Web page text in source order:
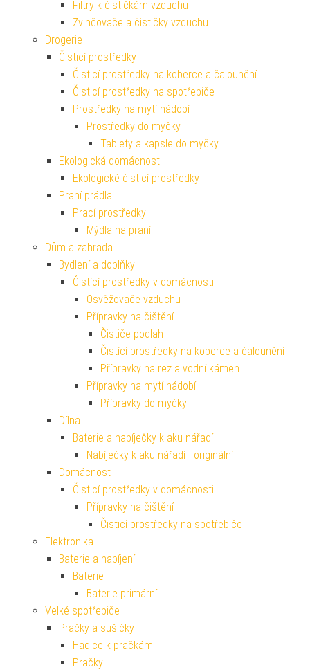
Filtry k čističkám vzduchu
Zvlhčovače a čističky vzduchu
Drogerie
Čisticí prostředky
Čisticí prostředky na koberce a čalounění
Čisticí prostředky na spotřebiče
Prostředky na mytí nádobí
Prostředky do myčky
Tablety a kapsle do myčky
Ekologická domácnost
Ekologické čisticí prostředky
Praní prádla
Prací prostředky
Mýdla na praní
Dům a zahrada
Bydlení a doplňky
Čistící prostředky v domácnosti
Osvěžovače vzduchu
Přípravky na čištění
Čističe podlah
Čistící prostředky na koberce a čalounění
Přípravky na rez a vodní kámen
Přípravky na mytí nádobí
Přípravky do myčky
Dílna
Baterie a nabíječky k aku nářadí
Nabíječky k aku nářadí - originální
Domácnost
Čisticí prostředky v domácnosti
Přípravky na čištění
Čisticí prostředky na spotřebiče
Elektronika
Baterie a nabíjení
Baterie
Baterie primární
Velké spotřebiče
Pračky a sušičky
Hadice k pračkám
Pračky